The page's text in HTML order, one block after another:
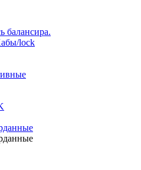
балансира.
lock